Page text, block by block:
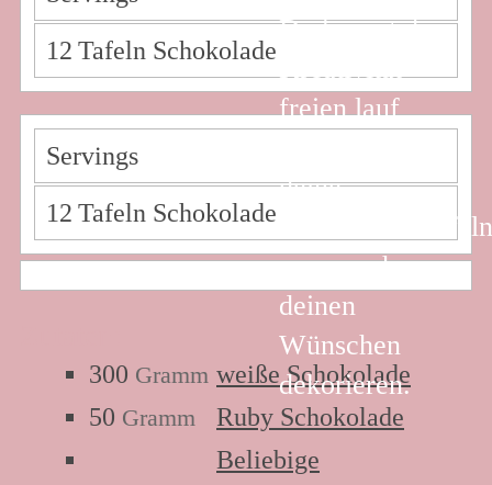
Du kannst der
freien lauf
deine
ganz nach
deinen
Wünschen
dekorieren.
12 Tafeln Schokolade
Servings
12 Tafeln Schokolade
300 Gramm weiße Schokolade
50 Gramm
Ruby Schokolade
Beliebige